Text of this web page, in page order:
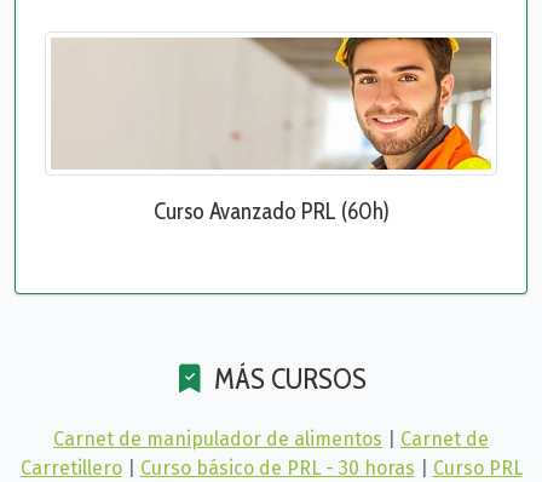
Curso Avanzado PRL (60h)
MÁS CURSOS
Carnet de manipulador de alimentos
Carnet de
Carretillero
Curso básico de PRL - 30 horas
Curso PRL